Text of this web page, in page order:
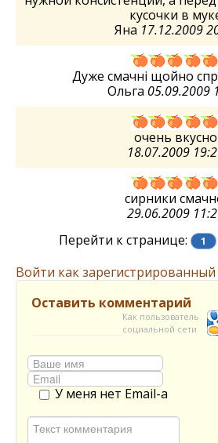
кусочки в
Яна 17.12.2009
Дуже смачні щойно
Ольга 05.09.2009
очень вкусно
18.07.2009
сирники
29.06.2009
Перейти к странице:
1
Войти как
Оставить комментарий
Как пользователь
социальной сети
У меня нет Email-а